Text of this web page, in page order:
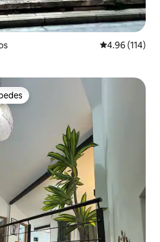
Calificación
4.96 (114)
preferido